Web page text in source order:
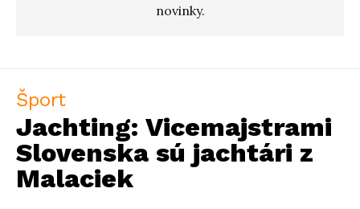
novinky.
Šport
Jachting: Vicemajstrami
Slovenska sú jachtári z
Malaciek